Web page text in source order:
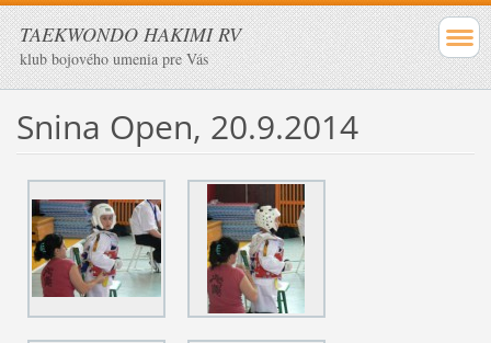
TAEKWONDO HAKIMI RV
klub bojového umenia pre Vás
Snina Open, 20.9.2014